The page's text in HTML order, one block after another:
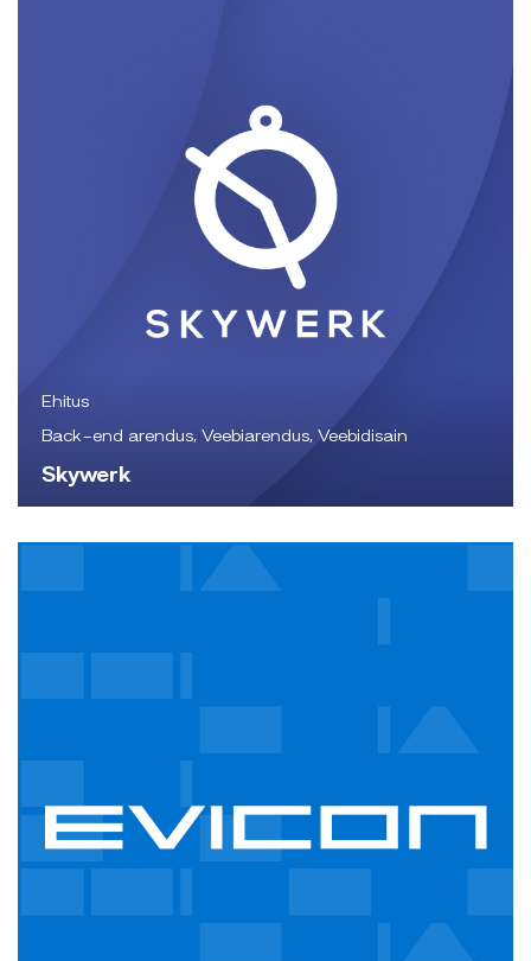
Ehitus
Back-end arendus, Veebiarendus, Veebidisain
Skywerk